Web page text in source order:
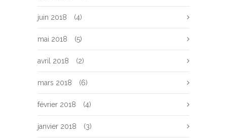
juin 2018 (4)
mai 2018 (5)
avril 2018 (2)
mars 2018 (6)
février 2018 (4)
janvier 2018 (3)